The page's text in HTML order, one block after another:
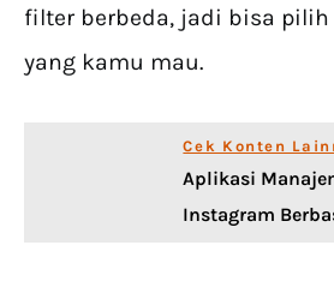
filter berbeda, jadi bisa
yang kamu mau.
Cek Konten
Aplikasi
Instagram